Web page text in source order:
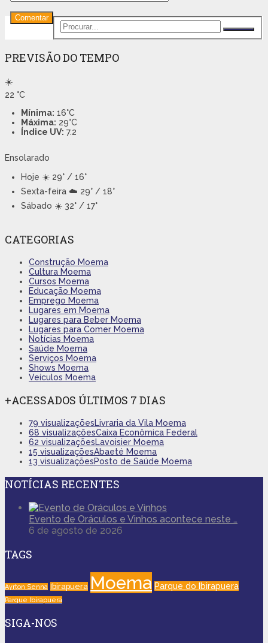
PREVISÃO DO TEMPO
☀️
22 °C
Mínima: 16°C
Máxima: 29°C
Índice UV: 7.2
Ensolarado
Hoje ☀️ 29° / 16°
Sexta-feira ☁️ 29° / 18°
Sábado ☀️ 32° / 17°
CATEGORIAS
Construção Moema
Cultura Moema
Cursos Moema
Educação Moema
Emprego Moema
Lugares em Moema
Lugares para Beber Moema
Lugares para Comer Moema
Notícias Moema
Saúde Moema
Serviços Moema
Shows Moema
Veículos Moema
+ACESSADOS ÚLTIMOS 7 DIAS
79 visualizaçõesLivraria da Vila Moema
68 visualizaçõesCaixa Econômica Federal
62 visualizaçõesLavoisier Moema
15 visualizaçõesAbaeté Moema
13 visualizaçõesPosto de Saúde Moema
NOTÍCIAS RECENTES
Evento de Oráculos e Vinhos acontece neste …
6 de agosto de 2026
TAGS
Ayrton Senna Ibirapuera Moema Parque do Ibirapuera
Parque Ibirapuera
SIGA-NOS